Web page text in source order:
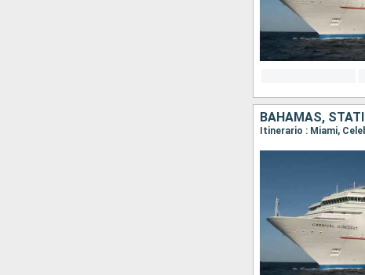
BAHAMAS,
Itinerario : Miami,